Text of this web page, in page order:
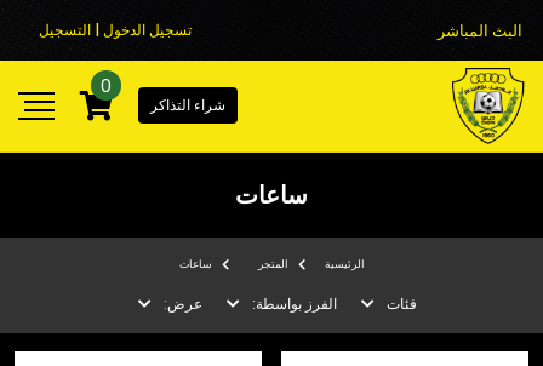
البث المباشر تسجيل الدخول | التسجيل
شراء التذاكر
0
ساعات
الرئيسية المتجر ساعات
فئات الفرز بواسطة: عرض: